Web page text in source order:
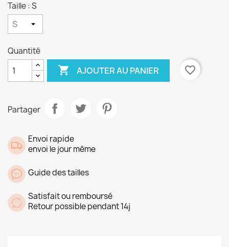
Taille : S
Quantité
 AJOUTER AU PANIER favorite_border
Partager
Envoi rapide
envoi le jour même
Guide des tailles
Satisfait ou remboursé
Retour possible pendant 14j